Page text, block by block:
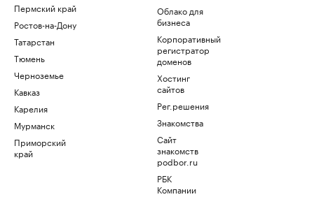
Пермский край
Ростов-на-Дону
Татарстан
Тюмень
Черноземье
Кавказ
Карелия
Мурманск
Приморский
край
Облако для
бизнеса
Корпоративный
регистратор
доменов
Хостинг
сайтов
Рег.решения
Знакомства
Сайт
знакомств
podbor.ru
РБК
Компании